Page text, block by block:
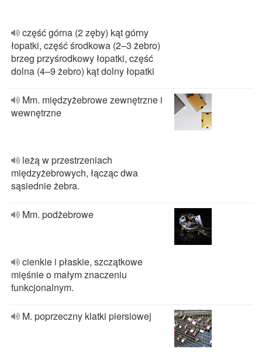
część górna (2 zęby) kąt górny
łopatki, część środkowa (2–3 żebro)
brzeg przyśrodkowy łopatki, część
dolna (4–9 żebro) kąt dolny łopatki
Mm. międzyżebrowe zewnętrzne i
wewnętrzne
leżą w przestrzeniach
międzyżebrowych, łącząc dwa
sąsiednie żebra.
Mm. podżebrowe
cienkie i płaskie, szczątkowe
mięśnie o małym znaczeniu
funkcjonalnym.
M. poprzeczny klatki piersiowej